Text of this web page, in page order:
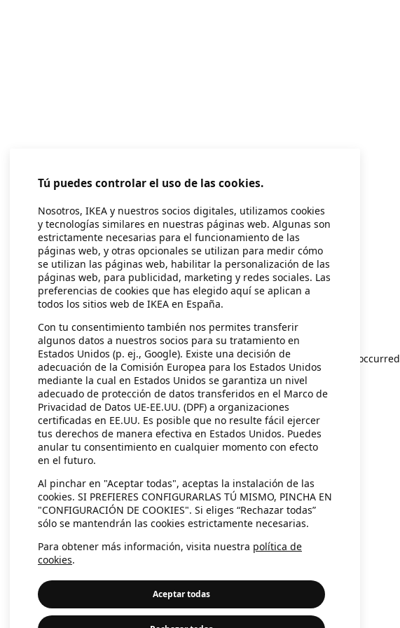
Application error: a client-side exception has occurred
Tú puedes controlar el uso de las cookies.
Nosotros, IKEA y nuestros socios digitales, utilizamos cookies
y tecnologías similares en nuestras páginas web. Algunas son
estrictamente necesarias para el funcionamiento de las
páginas web, y otras opcionales se utilizan para medir cómo
se utilizan las páginas web, habilitar la personalización de las
páginas web, para publicidad, marketing y redes sociales. Las
preferencias de cookies que has elegido aquí se aplican a
todos los sitios web de IKEA en España.
Con tu consentimiento también nos permites transferir
algunos datos a nuestros socios para su tratamiento en
Estados Unidos (p. ej., Google). Existe una decisión de
adecuación de la Comisión Europea para los Estados Unidos
mediante la cual en Estados Unidos se garantiza un nivel
adecuado de protección de datos transferidos en el Marco de
Privacidad de Datos UE-EE.UU. (DPF) a organizaciones
certificadas en EE.UU. Es posible que no resulte fácil ejercer
tus derechos de manera efectiva en Estados Unidos. Puedes
anular tu consentimiento en cualquier momento con efecto
en el futuro.
Al pinchar en "Aceptar todas", aceptas la instalación de las
cookies. SI PREFIERES CONFIGURARLAS TÚ MISMO, PINCHA EN
"CONFIGURACIÓN DE COOKIES". Si eliges “Rechazar todas”
sólo se mantendrán las cookies estrictamente necesarias.
Para obtener más información, visita nuestra política de
cookies.
Aceptar todas